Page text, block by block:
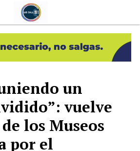
un
vuelve
los Museos
por el